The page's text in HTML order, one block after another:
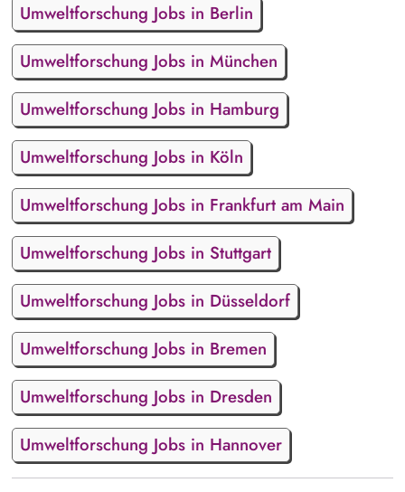
Umweltforschung Jobs in Berlin
Umweltforschung Jobs in München
Umweltforschung Jobs in Hamburg
Umweltforschung Jobs in Köln
Umweltforschung Jobs in Frankfurt am Main
Umweltforschung Jobs in Stuttgart
Umweltforschung Jobs in Düsseldorf
Umweltforschung Jobs in Bremen
Umweltforschung Jobs in Dresden
Umweltforschung Jobs in Hannover